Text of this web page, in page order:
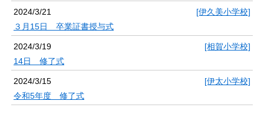
2024/3/21
[伊久美小学校]
３月15日 卒業証書授与式
2024/3/19
[相賀小学校]
14日 修了式
2024/3/15
[伊太小学校]
令和5年度 修了式